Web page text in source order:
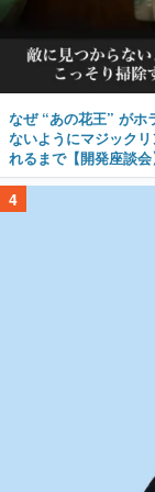
なぜ “あの花王” がホ
ないようにマジック
れるまで【開発座談会
4